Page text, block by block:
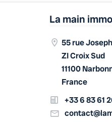
La main
55 rue
ZI Croix Sud
11100
France
+33 6 83 61